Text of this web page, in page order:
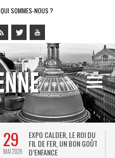
QUI SOMMES-NOUS ?
29
MAI 2026
EXPO CALDER, LE ROI DU
FIL DE FER, UN BON GOÛT
D’ENFANCE